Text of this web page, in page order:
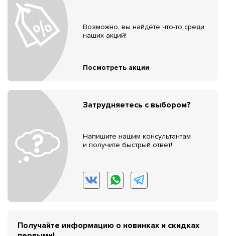
Возможно, вы найдёте что-то среди
наших акций!
Посмотреть акции
Затрудняетесь с выбором?
Напишите нашим консультантам
и получите быстрый ответ!
Получайте информацию о новинках и скидках